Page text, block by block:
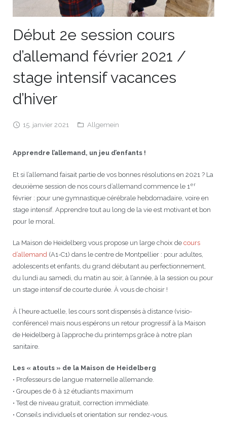
Niveaux de base
Perfectionnement
Atelier de chant
Cours enfants / ados
Cours particuliers
Centre d’examens
Infos profs d’allemand
Matériel pédagogique
Infos pour les parents
AbiBac
Cercle de lecture
Onleihe – Prêt en ligne
écolotude
Conseil de mobilité
Point info
Parcourir les annonces
Brieffreunde@correspondants
Anmeldung für deutsche Klassen
Actualités
Notre équipe
Equipe de Montpellier
Jumelage Heidelberg / Montpellier
Maison de Montpellier
Partenaires institutionnels
Coopérations culturelles et pédagogiques
Réseau d’affaires
JEU
Les Mystères de Heidelberg
Début 2e session cours
d’allemand février 2021 /
stage intensif vacances
d’hiver
15. janvier 2021 Allgemein
Apprendre l’allemand, un jeu d’enfants !
Et si l’allemand faisait partie de vos bonnes résolutions en 2021 ? La
deuxième session de nos cours d’allemand commence le 1 er
février : pour une gymnastique cérébrale hebdomadaire, voire en
stage intensif. Apprendre tout au long de la vie est motivant et bon
pour le moral.
La Maison de Heidelberg vous propose un large choix de cours
d’allemand (A1-C1) dans le centre de Montpellier : pour adultes,
adolescents et enfants, du grand débutant au perfectionnement,
du lundi au samedi, du matin au soir, à l’année, à la session ou pour
un stage intensif de courte durée. À vous de choisir !
À l’heure actuelle, les cours sont dispensés à distance (visio-
conférence) mais nous espérons un retour progressif à la Maison
de Heidelberg à l’approche du printemps grâce à notre plan
sanitaire.
Les « atouts » de la Maison de Heidelberg
• Professeurs de langue maternelle allemande.
• Groupes de 6 à 12 étudiants maximum
• Test de niveau gratuit, correction immédiate.
• Conseils individuels et orientation sur rendez-vous.